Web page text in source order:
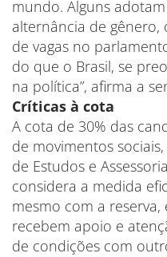
mundo. Alguns
alternância de gênero,
de vagas no
do que o Brasil, se
na política”, afirma a
Críticas à cota
A cota de 30% das
de movimentos
de Estudos e
considera a medida
mesmo com a
recebem apoio e
de condições com